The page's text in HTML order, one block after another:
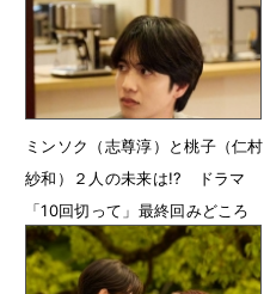
ミンソク（志尊淳）と桃子（仁村
紗和）２人の未来は!? ドラマ
「10回切って」最終回みどころ
6月13日 09時10分